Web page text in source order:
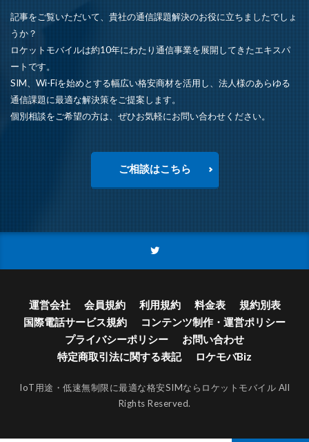
記事をご覧いただいて、貴社の通信課題解決のお役に立ちましたでしょ
うか？
ロケットモバイルは約10年にわたり通信事業を展開してきたエキスパ
ートです。
SIM、Wi-Fiを始めとする幅広い格安商材を活用し、法人様のあらゆる
通信課題に最適な解決策をご提案します。
個別相談をご希望の方は、ぜひお気軽にお問い合わせください。
ご相談はこちら
運営会社 会員規約 利用規約 料金表
規約別表
国際電話サービス規約
コンテンツ制作・運営ポリシー
プライバシーポリシー
お問い合わせ
特定商取引法に関する表記
ロケモバBiz
IoT用途・低速無制限に最適な格安SIMならロケットモバイル All
Rights Reserved.